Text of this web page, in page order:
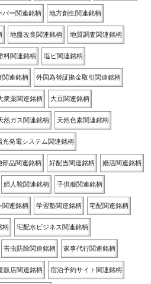
パー関連銘柄 地方創生関連銘柄
地盤改良関連銘柄 地質調査関連銘柄
料関連銘柄 塩ビ関連銘柄
関連銘柄 外国為替証拠金取引関連銘柄
衆薬関連銘柄 大豆関連銘柄
然ガス関連銘柄 天然色素関連銘柄
光発電システム関連銘柄
部品関連銘柄 好配当関連銘柄 婚活関連銘柄
婦人靴関連銘柄 子供服関連銘柄
関連銘柄 学習塾関連銘柄 宅配関連銘柄
柄 宅配水ビジネス関連銘柄
害虫防除関連銘柄 家事代行関連銘柄
販店関連銘柄 宿泊予約サイト関連銘柄